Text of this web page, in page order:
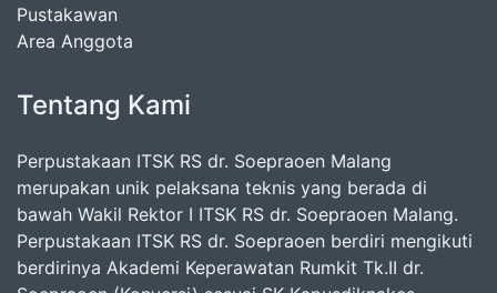
Pustakawan
Area Anggota
Tentang Kami
Perpustakaan ITSK RS dr. Soepraoen Malang
merupakan unik pelaksana teknis yang berada di
bawah Wakil Rektor I ITSK RS dr. Soepraoen Malang.
Perpustakaan ITSK RS dr. Soepraoen berdiri mengikuti
berdirinya Akademi Keperawatan Rumkit Tk.II dr.